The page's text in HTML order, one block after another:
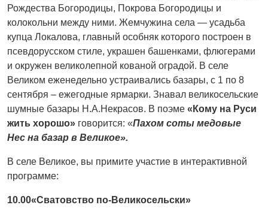
Рождества Богородицы, Покрова Богородицы и
колокольни между ними. Жемчужина села — усадьба
купца Локалова, главный особняк которого построен в
псевдорусском стиле, украшен башенками, флюгерами
и окружен великолепной кованой оградой. В селе
Великом еженедельно устраивались базары, с 1 по 8
сентября – ежегодные ярмарки. Знавал великосельские
шумные базары Н.А.Некрасов. В поэме «Кому на Руси
жить хорошо» говорится: «Пахом соты медовые
Нес на базар в Великое».
В селе Великое, вы примите участие в интерактивной
программе:
10.00«Сватовство по-Великосельски»